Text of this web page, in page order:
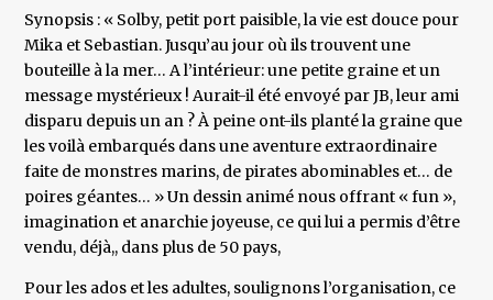
Synopsis : « Solby, petit port paisible, la vie est douce pour
Mika et Sebastian. Jusqu’au jour où ils trouvent une
bouteille à la mer… A l’intérieur: une petite graine et un
message mystérieux ! Aurait-il été envoyé par JB, leur ami
disparu depuis un an ? À peine ont-ils planté la graine que
les voilà embarqués dans une aventure extraordinaire
faite de monstres marins, de pirates abominables et… de
poires géantes… » Un dessin animé nous offrant « fun »,
imagination et anarchie joyeuse, ce qui lui a permis d’être
vendu, déjà,, dans plus de 50 pays,
Pour les ados et les adultes, soulignons l’organisation, ce